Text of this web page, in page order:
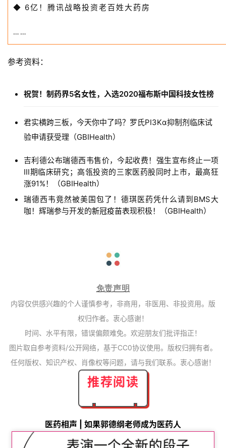
◆ 6亿！腾讯战略投资老百姓大药房
……
参考资料：
祝贺！制药界5名女性，入选2020福布斯中国科技女性榜
君实横跨三板，今天你中了吗？罗氏PI3Kα抑制剂临床试
验申请获受理（GBIHealth）
吉利德公布瑞德西韦售价，今起收费！强生宣布终止一项
III期临床研究；高瓴投资的三家医药股同时上市，最高狂
涨91%！
（GBIHealth）
瑞德西韦竟然被美国包了！德琪医药凭什么请到BMS大
咖！辉瑞参与开发的新冠疫苗表现积极！ （GBIHealth）
免责声明
内容仅供感兴趣的个人谨慎参考，非商用，非医用、非投资用。版
权归作者。衷心感谢！
时间、水平有限，错误偏颇难免。欢迎朋友们批评指正！
图片取自参考资料/公开网络，基于CC0协议使用。版权归拥有者。
任何版权、知识产权、肖像权等问题，请与我们联系。衷心感谢！
推荐阅读
医药相声 | 如果郭德纲老师成为医药人